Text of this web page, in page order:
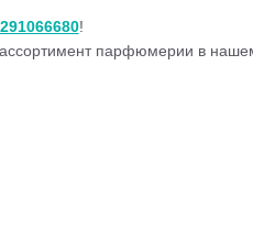
!
парфюмерии в